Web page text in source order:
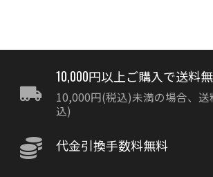
10,000円以上ご購入で送料
10,000円(税込)未満の場合、
込)
代金引換手数料無料